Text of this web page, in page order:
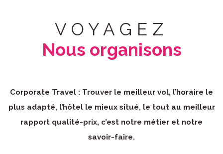
VOYAGEZ
Nous organisons
Corporate Travel : Trouver le meilleur vol, l’horaire le
plus adapté, l’hôtel le mieux situé, le tout au meilleur
rapport qualité-prix, c’est notre métier et notre
savoir-faire.